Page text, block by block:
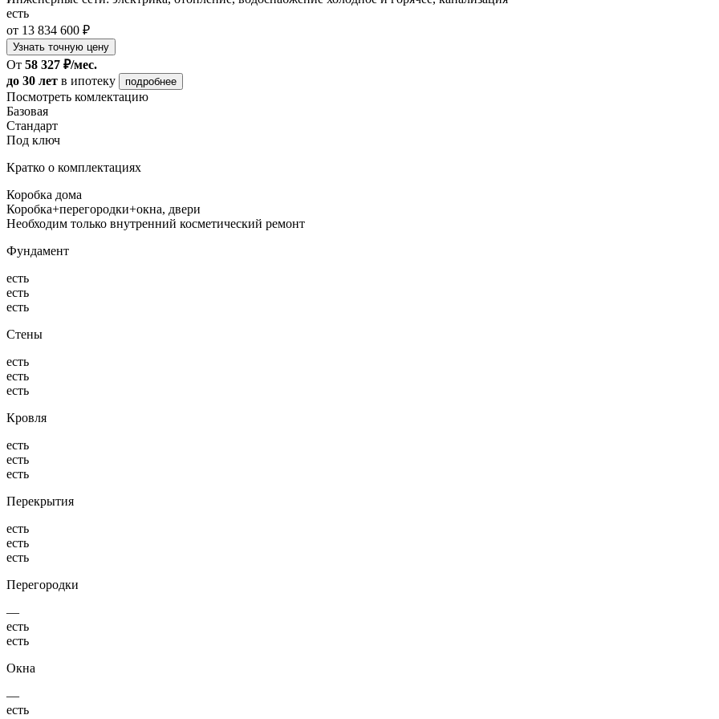
есть
от 13 834 600 ₽
Узнать точную цену
От 58 327 ₽/мес.
до 30 лет в ипотеку подробнее
Посмотреть комлектацию
Базовая
Стандарт
Под ключ
Кратко о комплектациях
Коробка дома
Коробка+перегородки+окна, двери
Необходим только внутренний косметический ремонт
Фундамент
есть
есть
есть
Стены
есть
есть
есть
Кровля
есть
есть
есть
Перекрытия
есть
есть
есть
Перегородки
—
есть
есть
Окна
—
есть